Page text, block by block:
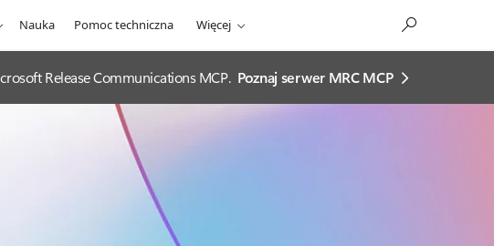
Nauka Pomoc techniczna Więcej
Release Communications MCP. Poznaj serwer MRC MCP